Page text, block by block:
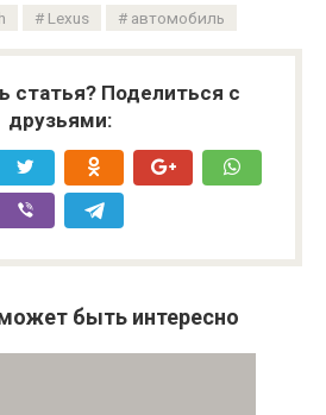
Lexus автомобиль
статья? Поделиться с
друзьями:
быть интересно